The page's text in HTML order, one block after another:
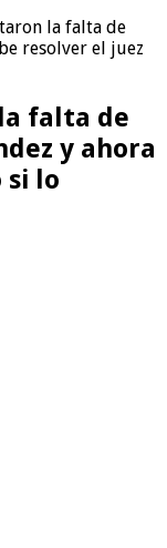
la falta de
resolver el juez
falta de
y ahora
si lo